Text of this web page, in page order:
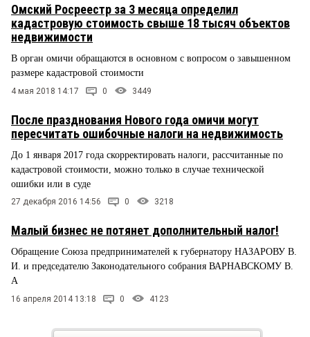
СТИЛЬ ЖИЗНИ
Омский Росреестр за 3 месяца определил
кадастровую стоимость свыше 18 тысяч объектов
недвижимости
В орган омичи обращаются в основном с вопросом о завышенном
размере кадастровой стоимости
4 мая 2018 14:17 0 3449
После празднования Нового года омичи могут
пересчитать ошибочные налоги на недвижимость
До 1 января 2017 года скорректировать налоги, рассчитанные по
кадастровой стоимости, можно только в случае технической
ошибки или в суде
27 декабря 2016 14:56 0 3218
Малый бизнес не потянет дополнительный налог!
Обращение Союза предпринимателей к губернатору НАЗАРОВУ В.
И. и председателю Законодательного собрания ВАРНАВСКОМУ В.
А
16 апреля 2014 13:18 0 4123